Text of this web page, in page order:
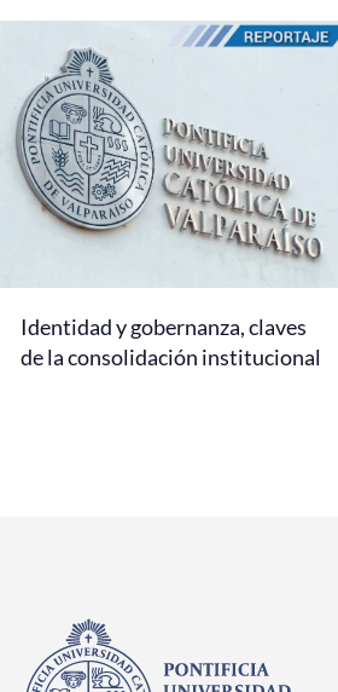
Identidad y gobernanza, claves
de la consolidación institucional